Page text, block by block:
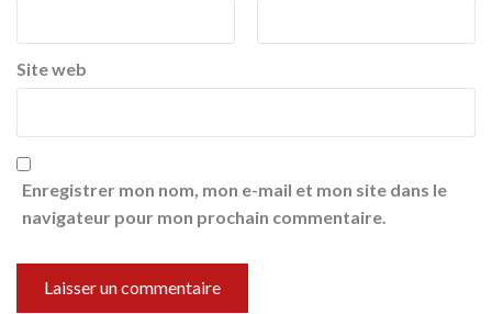
Site web
Enregistrer mon nom, mon e-mail et mon site dans le
navigateur pour mon prochain commentaire.